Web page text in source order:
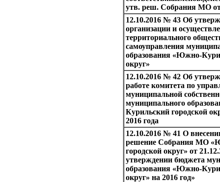
утв. реш. Собрания МО
12.10.2016 № 43 Об
организации и
территориального
самоуправления
образования «Южно-
округ»
12.10.2016 № 42 Об
работе комитета по
муниципальной
муниципального
Курильский городской
2016 года
12.10.2016 № 41 О
решение Собрания МО
городской округ» от
утверждении бюджета
образования «Южно-
округ» на 2016 год»